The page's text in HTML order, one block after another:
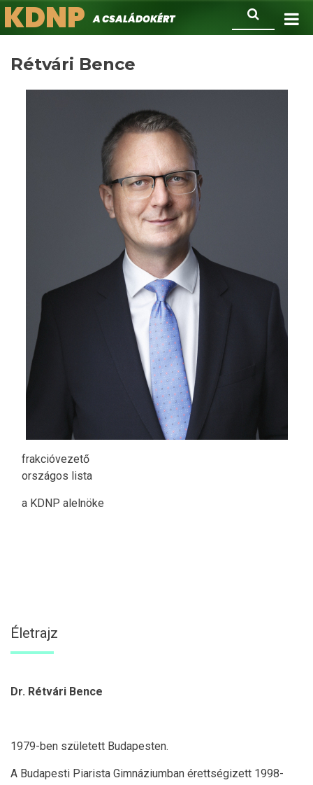
Ugrás
a
Keresés
KDNPA családokért.
Rétvári Bence
frakcióvezető
országos lista
a KDNP alelnöke
Életrajz
Dr. Rétvári Bence
1979-ben született Budapesten.
A Budapesti Piarista Gimnáziumban érettségizett 1998-